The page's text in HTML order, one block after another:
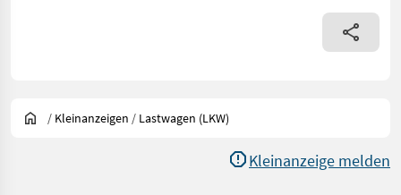
/ Kleinanzeigen / Lastwagen (LKW)
Kleinanzeige melden